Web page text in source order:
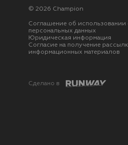
© 2026 Champion
Соглашение об использовании
персональных данных
Юридическая информация
Согласие на получение
информационных материалов
Сделано в